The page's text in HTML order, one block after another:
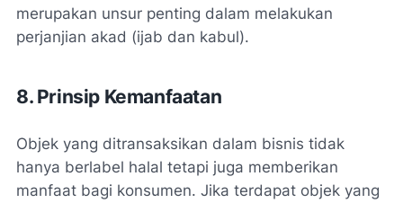
merupakan unsur penting dalam melakukan
perjanjian akad (ijab dan kabul).
8. Prinsip Kemanfaatan
Objek yang ditransaksikan dalam bisnis tidak
hanya berlabel halal tetapi juga memberikan
manfaat bagi konsumen. Jika terdapat objek yang